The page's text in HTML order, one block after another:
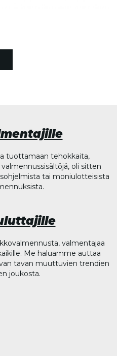
tuottamaan tehokkaita,
oli sitten
tai moniulotteisista
valmentajaa
Me haluamme auttaa
tavan muuttuvien trendien
joukosta.